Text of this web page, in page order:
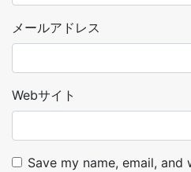
メールアドレス
Webサイト
Save my name, email,